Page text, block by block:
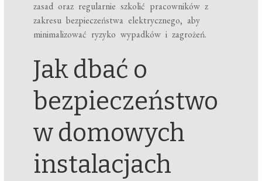
zasad oraz regularnie szkolić pracowników z
zakresu bezpieczeństwa elektrycznego, aby
minimalizować ryzyko wypadków i zagrożeń.
Jak dbać o
bezpieczeństwo
w domowych
instalacjach